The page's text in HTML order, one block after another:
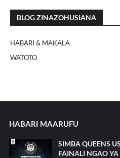
BLOG ZINAZOHUSIANA
HABARI & MAKALA
WATOTO
HABARI MAARUFU
SIMBA QUEENS
FAINALI NGAO